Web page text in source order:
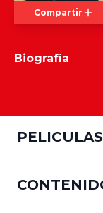
Compartir
Biografía
PELICULAS